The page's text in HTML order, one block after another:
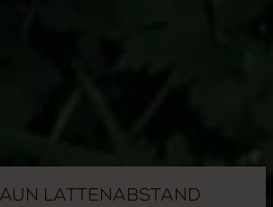
Lattenabstand